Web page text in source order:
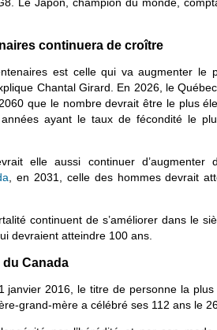
continuera de croître
est celle qui va augmenter le
Chantal Girard. En 2026, le
que le nombre devrait être le plus
ayant le taux de fécondité le
elle aussi continuer d’augmenter
, en 2031, celle des hommes devrait
continuent de s’améliorer dans le
devraient atteindre 100 ans.
du Canada
janvier 2016, le titre de personne la
grand-mère a célébré ses 112 ans le